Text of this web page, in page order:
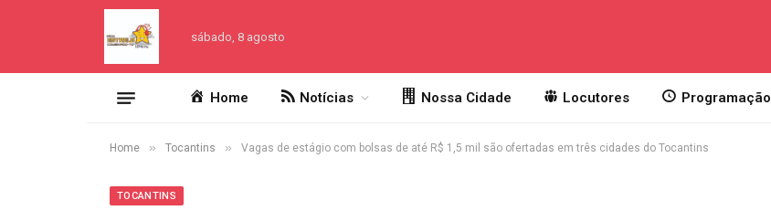
sábado, 8 agosto
Home Notícias Nossa Cidade Locutores Programação
Home » Tocantins » Vagas de estágio com bolsas de até R$ 1,5 mil são ofertadas em três cidades do Tocantins
TOCANTINS